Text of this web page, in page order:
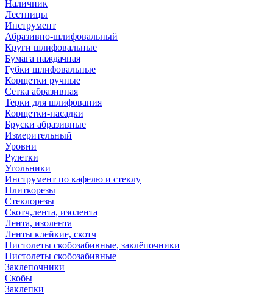
Наличник
Лестницы
Инструмент
Абразивно-шлифовальный
Круги шлифовальные
Бумага наждачная
Губки шлифовальные
Корщетки ручные
Сетка абразивная
Терки для шлифования
Корщетки-насадки
Бруски абразивные
Измерительный
Уровни
Рулетки
Угольники
Инструмент по кафелю и стеклу
Плиткорезы
Стеклорезы
Скотч,лента, изолента
Лента, изолента
Ленты клейкие, скотч
Пистолеты скобозабивные, заклёпочники
Пистолеты скобозабивные
Заклепочники
Скобы
Заклепки